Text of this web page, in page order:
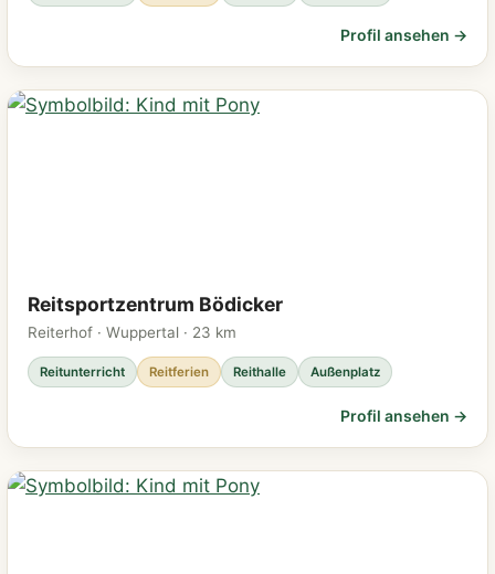
Profil ansehen →
Reitsportzentrum Bödicker
Reiterhof · Wuppertal · 23 km
Reitunterricht Reitferien Reithalle Außenplatz
Profil ansehen →